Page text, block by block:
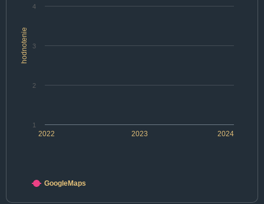
hodnotenie
2022 2023 2024
1
2
3
4
GoogleMaps